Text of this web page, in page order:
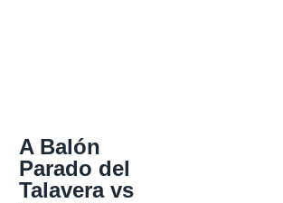
A Balón
Parado del
Talavera vs